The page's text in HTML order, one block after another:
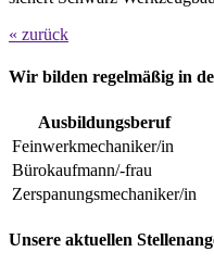
« zurück
Wir bilden regelmäßig in
Ausbildungsberuf
Feinwerkmechaniker/in
Bürokaufmann/-frau
Zerspanungsmechaniker/in
Unsere aktuellen